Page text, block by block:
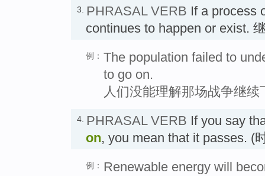
3. PHRASAL VERB If a process
continues to happen or exist.
例： The population failed to
to go on.
人们没能理解那场战争继续
4. PHRASAL VERB If you say
on, you mean that it passes. (
例： Renewable energy will